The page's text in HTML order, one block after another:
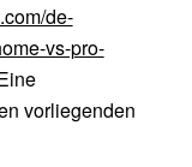
de-
vs-pro-
vorliegenden